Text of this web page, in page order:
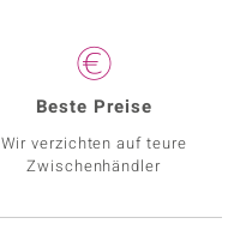
Beste Preise
Wir verzichten auf teure
Zwischenhändler